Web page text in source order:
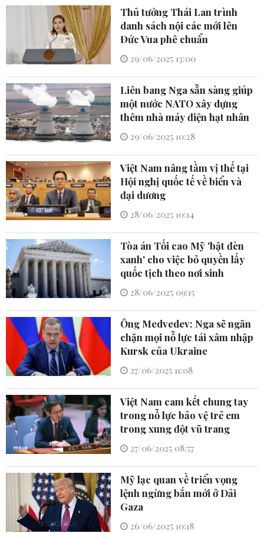
Thủ tướng Thái Lan trình
danh sách nội các mới lên
Đức Vua phê chuẩn
29/06/2025 13:00
Liên bang Nga sẵn sàng giúp
một nước NATO xây dựng
thêm nhà máy điện hạt nhân
29/06/2025 10:28
Việt Nam nâng tầm vị thế tại
Hội nghị quốc tế về biển và
đại dương
28/06/2025 10:14
Tòa án Tối cao Mỹ 'bật đèn
xanh' cho việc bỏ quyền lấy
quốc tịch theo nơi sinh
28/06/2025 09:15
Ông Medvedev: Nga sẽ ngăn
chặn mọi nỗ lực tái xâm nhập
Kursk của Ukraine
27/06/2025 11:08
Việt Nam cam kết chung tay
trong nỗ lực bảo vệ trẻ em
trong xung đột vũ trang
27/06/2025 08:57
Mỹ lạc quan về triển vọng
lệnh ngừng bắn mới ở Dải
Gaza
26/06/2025 10:18